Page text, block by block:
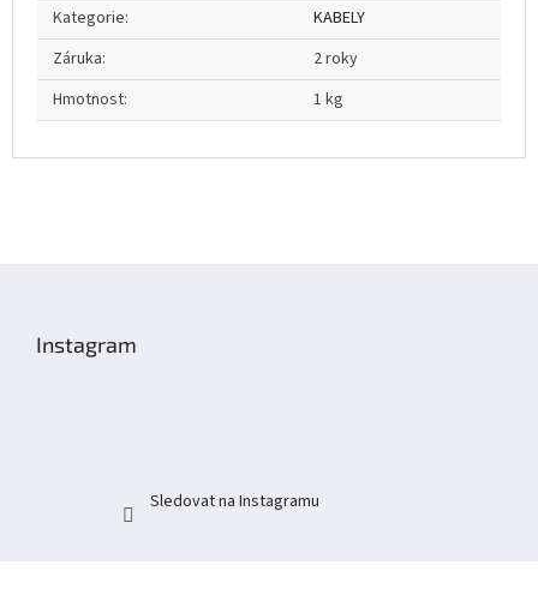
Kategorie:
KABELY
Záruka:
2 roky
Hmotnost: 1 kg
Instagram
Sledovat na Instagramu